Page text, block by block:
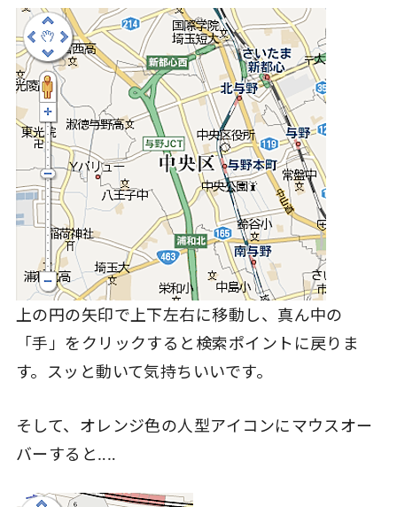
上の円の矢印で上下左右に移動し、真ん中の
「手」をクリックすると検索ポイントに戻りま
す。スッと動いて気持ちいいです。
そして、オレンジ色の人型アイコンにマウスオー
バーすると‥‥